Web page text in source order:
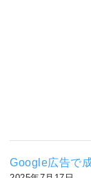
Google広告で